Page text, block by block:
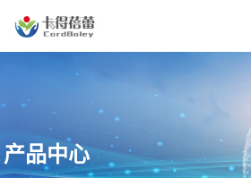
产品中心